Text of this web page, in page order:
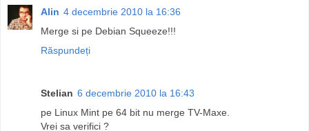
Alin 4 decembrie 2010 la 16:36
Merge si pe Debian Squeeze!!!
Răspundeți
Stelian 6 decembrie 2010 la 16:43
pe Linux Mint pe 64 bit nu merge TV-Maxe.
Vrei sa verifici ?